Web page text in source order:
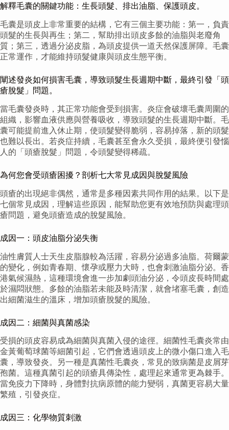
解釋毛囊的關鍵功能：生長頭髮、排出油脂、保護頭皮。
毛囊是頭皮上非常重要的結構，它有三個主要功能：第一，負責
頭髮的生長與再生；第二，幫助排出頭皮多餘的油脂與老廢角
質；第三，透過分泌皮脂，為頭皮提供一道天然保護屏障。毛囊
正常運作，才能維持頭髮健康與頭皮生態平衡。
闡述發炎如何損害毛囊，導致頭髮生長週期中斷，最終引發「頭
瘡脫髮」問題。
當毛囊發炎時，其正常功能會受到損害。炎症會破壞毛囊周圍的
組織，影響血液供應與營養吸收，導致頭髮的生長週期中斷。毛
囊可能提前進入休止期，使頭髮變得脆弱，容易掉落，新的頭髮
也難以長出。若炎症持續，毛囊甚至會永久受損，最終便引發惱
人的「頭瘡脫髮」問題，令頭髮變得稀疏。
為何您會受頭瘡困擾？剖析七大常見成因與脫髮風險
頭瘡的出現絕非偶然，通常是多種因素共同作用的結果。以下是
七個常見成因，理解這些原因，能幫助您更有效地預防與處理頭
瘡問題，避免頭瘡造成的脫髮風險。
成因一：頭皮油脂分泌失衡
油性膚質人士天生皮脂腺較為活躍，容易分泌過多油脂。荷爾蒙
的變化，例如青春期、懷孕或壓力大時，也會刺激油脂分泌。香
港氣候濕熱，這種環境會進一步加劇頭油分泌，令頭皮長時間處
於濕悶狀態。多餘的油脂若未能及時清潔，就會堵塞毛囊，創造
出細菌滋生的溫床，增加頭瘡脫髮的風險。
成因二：細菌與真菌感染
受損的頭皮容易成為細菌與真菌入侵的途徑。細菌性毛囊炎常由
金黃葡萄球菌等細菌引起，它們會透過頭皮上的微小傷口進入毛
囊，導致發炎。另一種是真菌性毛囊炎，常見的致病菌是皮屑芽
孢菌。這種真菌引起的頭瘡具傳染性，處理起來通常更為棘手。
當免疫力下降時，身體對抗病原體的能力變弱，真菌更容易大量
繁殖，引發炎症。
成因三：化學物質刺激